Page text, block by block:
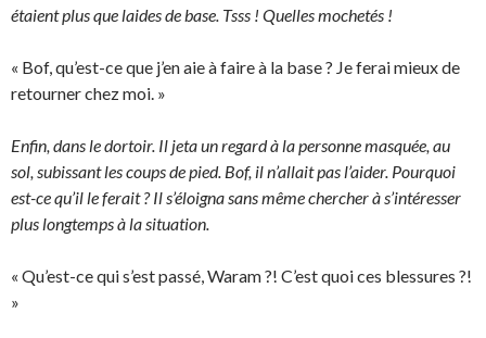
étaient plus que laides de base. Tsss ! Quelles mochetés !
« Bof, qu’est-ce que j’en aie à faire à la base ? Je ferai mieux de
retourner chez moi. »
Enfin, dans le dortoir. Il jeta un regard à la personne masquée, au
sol, subissant les coups de pied. Bof, il n’allait pas l’aider. Pourquoi
est-ce qu’il le ferait ? Il s’éloigna sans même chercher à s’intéresser
plus longtemps à la situation.
« Qu’est-ce qui s’est passé, Waram ?! C’est quoi ces blessures ?!
»